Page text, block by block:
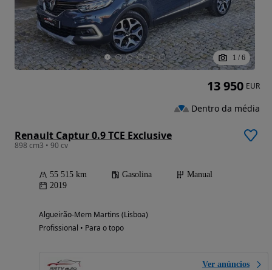
1 / 6
Renault Captur 0.9 TCE Exclusive
898 cm3 • 90 cv
55 515 km Gasolina
Manual
2019
Algueirão-Mem Martins (Lisboa)
Profissional • Para o topo
Ver anúncios
13 950 EUR
Dentro da média